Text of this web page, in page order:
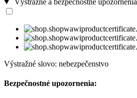
Výstražné a bezpečnostné upozornenia
Výstražné slovo: nebezpečenstvo
Bezpečnostné upozornenia: